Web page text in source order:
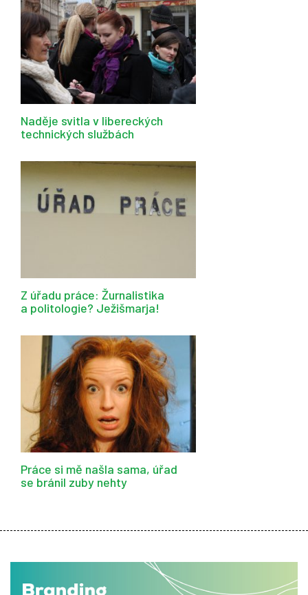
Naděje svitla v libereckých
technických službách
Z úřadu práce: Žurnalistika
a politologie? Ježišmarja!
Práce si mě našla sama, úřad
se bránil zuby nehty